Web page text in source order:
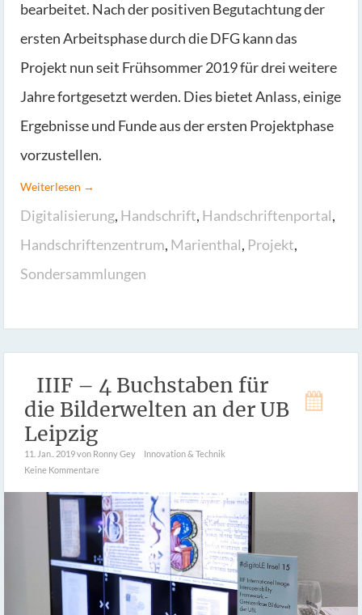
bearbeitet. Nach der positiven Begutachtung der
ersten Arbeitsphase durch die DFG kann das
Projekt nun seit Frühsommer 2019 für drei weitere
Jahre fortgesetzt werden. Dies bietet Anlass, einige
Ergebnisse und Funde aus der ersten Projektphase
vorzustellen.
Weiterlesen →
Digitalisierung, Handschrift, Handschriftenportal,
Handschriftenzentrum, Marienthal, Projekt,
Sondersammlungen
IIIF – 4 Buchstaben für
die Bilderwelten an der UB
Leipzig
11. Jan.. 2019von Ronny Gey
Innovation & Technik
Keine Kommentare